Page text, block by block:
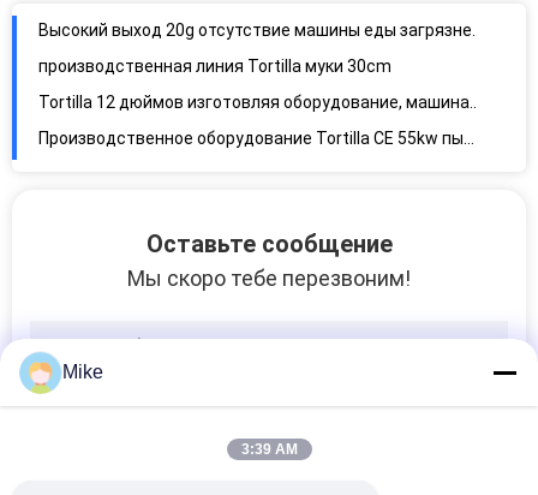
производственная линия Tortilla муки 30cm
Оставьте сообщение
Мы скоро тебе перезвоним!
Mike
3:39 AM